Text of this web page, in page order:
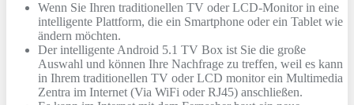
Wenn Sie Ihren traditionellen TV oder LCD-Monitor in eine
intelligente Plattform, die ein Smartphone oder ein Tablet wie
ändern möchten.
Der intelligente Android 5.1 TV Box ist Sie die große
Auswahl und können Ihre Nachfrage zu treffen, weil es kann
in Ihrem traditionellen TV oder LCD monitor ein Multimedia
Zentra im Internet (Via WiFi oder RJ45) anschließen.